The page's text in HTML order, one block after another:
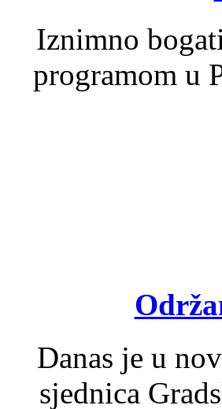
Iznimno
programom u
Danas je u
sjednica